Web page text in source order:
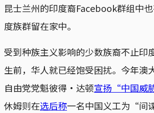
昆士兰州的印度裔Facebook群组中
度族群留在家中。
受到种族主义影响的少数族裔不止印
生前，华人就已经饱受困扰。今年澳
自由党党魁彼得·达顿宣扬“中国威
休姆则在选后称一名中国义工为“间